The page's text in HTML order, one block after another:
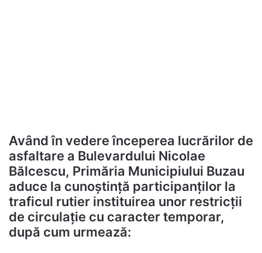
Având în vedere începerea lucrărilor de
asfaltare a Bulevardului Nicolae
Bălcescu, Primăria Municipiului Buzau
aduce la cunoștință participanților la
traficul rutier instituirea unor restricții
de circulație cu caracter temporar,
după cum urmează: